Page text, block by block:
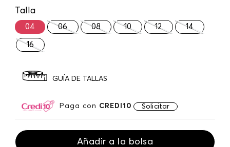
Talla
04 06 08 10 12 14
16
GUÍA DE TALLAS
Paga con CREDI10 Solicitar
Añadir a la bolsa